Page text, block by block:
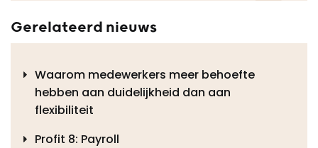
Gerelateerd nieuws
Waarom medewerkers meer behoefte
hebben aan duidelijkheid dan aan
flexibiliteit
Profit 8: Payroll